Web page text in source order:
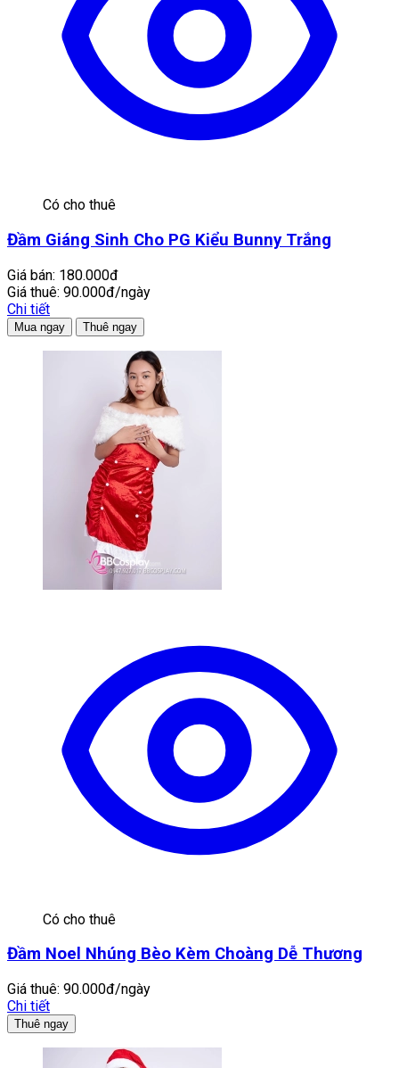
Có cho thuê
Đầm Giáng Sinh Cho PG Kiểu Bunny Trắng
Giá bán: 180.000đ
Giá thuê: 90.000đ/ngày
Chi tiết
Mua ngay Thuê ngay
Có cho thuê
Đầm Noel Nhúng Bèo Kèm Choàng Dễ Thương
Giá thuê: 90.000đ/ngày
Chi tiết
Thuê ngay